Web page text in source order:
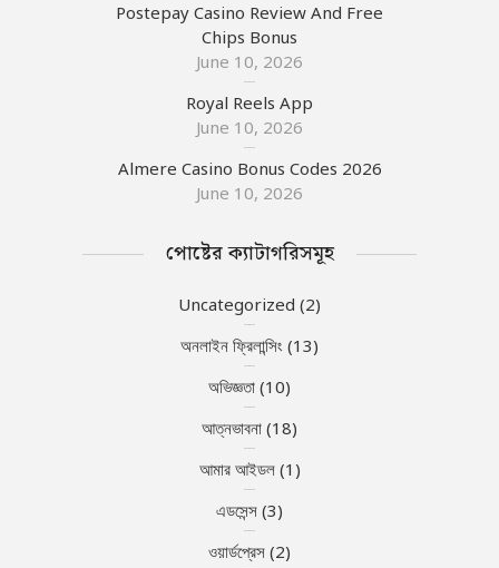
Postepay Casino Review And Free
Chips Bonus
June 10, 2026
Royal Reels App
June 10, 2026
Almere Casino Bonus Codes 2026
June 10, 2026
পোষ্টের ক্যাটাগরিসমূহ
Uncategorized (2)
অনলাইন ফ্রিলান্সিং (13)
অভিজ্ঞতা (10)
আত্নভাবনা (18)
আমার আইডল(1)
এডসেন্স (3)
ওয়ার্ডপ্রেস (2)